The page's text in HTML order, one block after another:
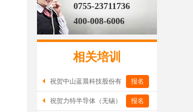
0755-23711736
400-008-6006
相关培训
报名
祝贺中山蓝晨科技股份有
限公司2026年一次性成功通过BSCI验
报名
祝贺力特半导体（无锡）